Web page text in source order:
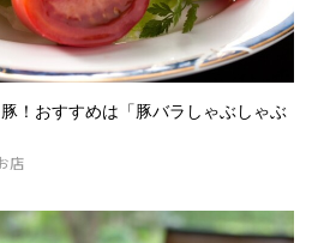
！おすすめは「豚バラしゃぶしゃぶ
店